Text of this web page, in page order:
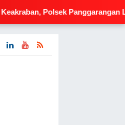
Panggarangan Lepas Kanit